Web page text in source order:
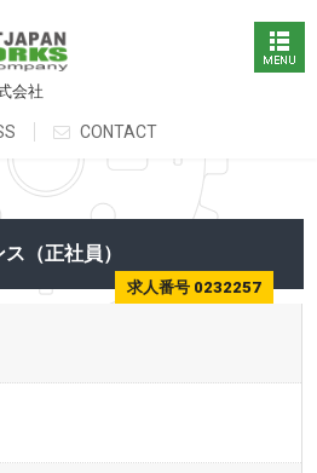
会社
CONTACT
（正社員）
求人番号 0232257